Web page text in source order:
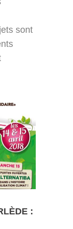
sont
: